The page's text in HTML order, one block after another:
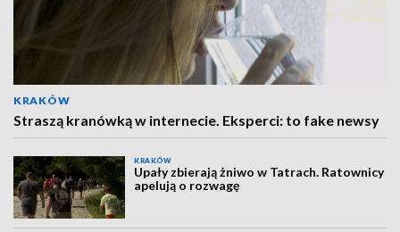
KRAKÓW
Straszą kranówką w internecie. Eksperci: to fake newsy
KRAKÓW
Upały zbierają żniwo w Tatrach. Ratownicy
apelują o rozwagę